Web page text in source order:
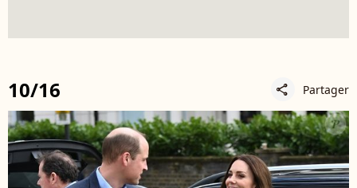
10/16 share Partager